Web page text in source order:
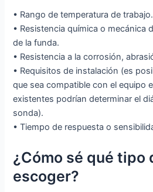
• Rango de temperatura de trabajo.
• Resistencia química o mecánica
de la funda.
• Resistencia a la corrosión,
• Requisitos de instalación (es
que sea compatible con el equipo
existentes podrían determinar el
sonda).
• Tiempo de respuesta o
¿Cómo sé qué tipo
escoger?